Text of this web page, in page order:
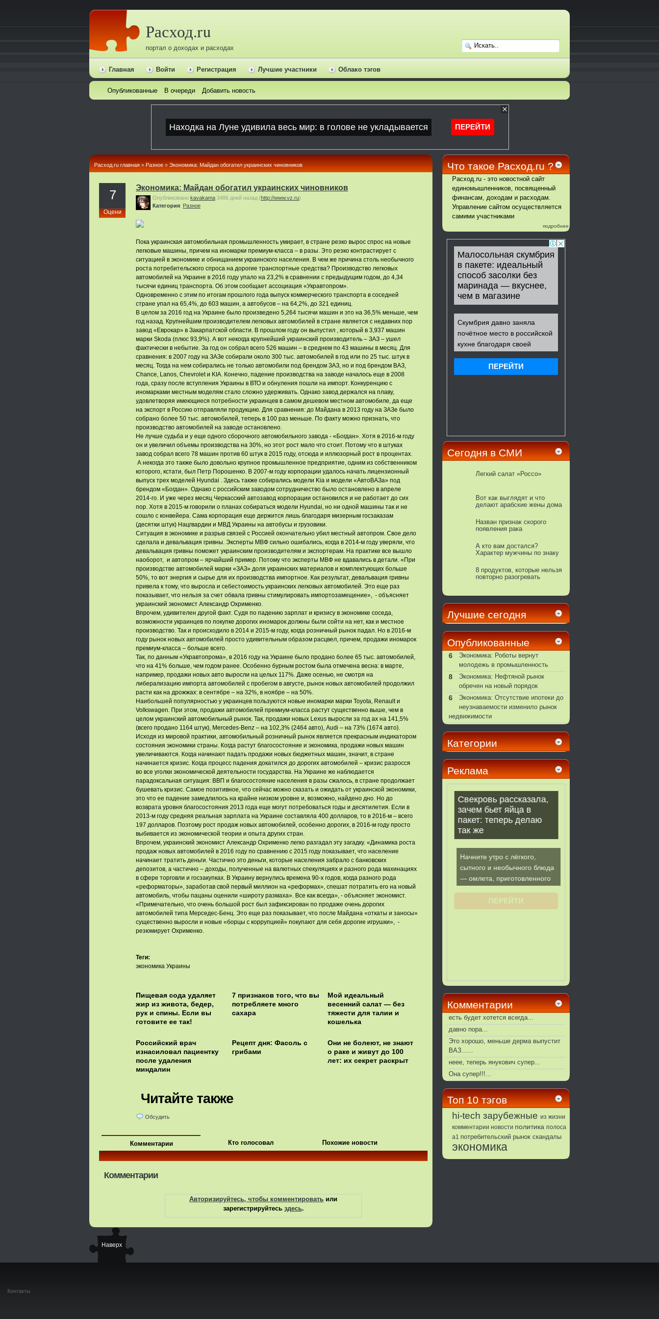
Расход.ru
портал о доходах и расходах
Главная Войти Регистрация Лучшие участники Облако тэгов
Опубликованные В очереди Добавить новость
Расход.ru главная » Pазное » Экономика: Майдан обогатил украинских чиновников
7
Оцени
Экономика: Майдан обогатил украинских чиновников
Опубликовано kavakama 3486 дней назад (http://www.vz.ru)
Категория: Pазное
Пока украинская автомобильная промышленность умирает, в стране резко вырос спрос на новые
легковые машины, причем на иномарки премиум-класса – в разы. Это резко контрастирует с
ситуацией в экономике и обнищанием украинского населения. В чем же причина столь необычного
роста потребительского спроса на дорогие транспортные средства? Производство легковых
автомобилей на Украине в 2016 году упало на 23,2% в сравнении с предыдущим годом, до 4,34
тысячи единиц транспорта. Об этом сообщает ассоциация «Укравтопром».
Одновременно с этим по итогам прошлого года выпуск коммерческого транспорта в соседней
стране упал на 65,4%, до 603 машин, а автобусов – на 64,2%, до 321 единиц.
В целом за 2016 год на Украине было произведено 5,264 тысячи машин и это на 36,5% меньше, чем
год назад. Крупнейшим производителем легковых автомобилей в стране является с недавних пор
завод «Еврокар» в Закарпатской области. В прошлом году он выпустил , который в 3,937 машин
марки Skoda (плюс 93,9%). А вот некогда крупнейший украинский производитель – ЗАЗ – ушел
фактически в небытие. За год он собрал всего 526 машин – в среднем по 43 машины в месяц. Для
сравнения: в 2007 году на ЗАЗе собирали около 300 тыс. автомобилей в год или по 25 тыс. штук в
месяц. Тогда на нем собирались не только автомобили под брендом ЗАЗ, но и под брендом ВАЗ,
Chance, Lanos, Chevrolet и KIA. Конечно, падение производства на заводе началось еще в 2008
года, сразу после вступления Украины в ВТО и обнуления пошли на импорт. Конкуренцию с
иномарками местным моделям стало сложно удерживать. Однако завод держался на плаву,
удовлетворяя имеющиеся потребности украинцев в самом дешевом местном автомобиле, да еще
на экспорт в Россию отправляли продукцию. Для сравнения: до Майдана в 2013 году на ЗАЗе было
собрано более 50 тыс. автомобилей, теперь в 100 раз меньше. По факту можно признать, что
производство автомобилей на заводе остановлено.
Не лучше судьба и у еще одного сборочного автомобильного завода - «Богдан». Хотя в 2016-м году
он и увеличил объемы производства на 30%, но этот рост мало что стоит. Потому что в штуках
завод собрал всего 78 машин против 60 штук в 2015 году, отсюда и иллюзорный рост в процентах.
А некогда это также было довольно крупное промышленное предприятие, одним из собственником
которого, кстати, был Петр Порошенко. В 2007-м году корпорации удалось начать лицензионный
выпуск трех моделей Hyundai . Здесь также собирались модели Kia и модели «АвтоВАЗа» под
брендом «Богдан». Однако с российским заводом сотрудничество было остановлено в апреле
2014-го. И уже через месяц Черкасский автозавод корпорации остановился и не работает до сих
пор. Хотя в 2015-м говорили о планах собираться модели Hyundai, но ни одной машины так и не
сошло с конвейера. Сама корпорация еще держится лишь благодаря мизерным госзаказам
(десятки штук) Нацгвардии и МВД Украины на автобусы и грузовики.
Ситуация в экономике и разрыв связей с Россией окончательно убил местный автопром. Свое дело
сделала и девальвация гривны. Эксперты МВФ сильно ошибались, когда в 2014-м году уверяли, что
девальвация гривны поможет украинским производителям и экспортерам. На практике все вышло
наоборот, и автопром – ярчайший пример. Потому что эксперты МВФ не вдавались в детали. «При
производстве автомобилей марки «ЗАЗ» доля украинских материалов и комплектующих больше
50%, то вот энергия и сырье для их производства импортное. Как результат, девальвация гривны
привела к тому, что выросла и себестоимость украинских легковых автомобилей. Это еще раз
показывает, что нельзя за счет обвала гривны стимулировать импортозамещение», - объясняет
украинский экономист Александр Охрименко.
Впрочем, удивителен другой факт. Судя по падению зарплат и кризису в экономике соседа,
возможности украинцев по покупке дорогих иномарок должны были сойти на нет, как и местное
производство. Так и происходило в 2014 и 2015-м году, когда розничный рынок падал. Но в 2016-м
году рынок новых автомобилей просто удивительным образом расцвел, причем, продажи иномарок
премиум-класса – больше всего.
Так, по данным «Укравтопрома», в 2016 году на Украине было продано более 65 тыс. автомобилей,
что на 41% больше, чем годом ранее. Особенно бурным ростом была отмечена весна: в марте,
например, продажи новых авто выросли на целых 117%. Даже осенью, не смотря на
либерализацию импорта автомобилей с пробегом в августе, рынок новых автомобилей продолжил
расти как на дрожжах: в сентябре – на 32%, в ноябре – на 50%.
Наибольшей популярностью у украинцев пользуются новые иномарки марки Toyota, Renault и
Volkswagen. При этом, продажи автомобилей премиум-класса растут существенно выше, чем в
целом украинский автомобильный рынок. Так, продажи новых Lexus выросли за год ах на 141,5%
(всего продано 1164 штук), Mercedes-Benz – на 102,3% (2464 авто), Audi – на 73% (1674 авто).
Исходя из мировой практики, автомобильный розничный рынок является прекрасным индикатором
состояния экономики страны. Когда растут благосостояние и экономика, продажи новых машин
увеличиваются. Когда начинают падать продажи новых бюджетных машин, значит, в стране
начинается кризис. Когда процесс падения докатился до дорогих автомобилей – кризис разросся
во все уголки экономической деятельности государства. На Украине же наблюдается
парадоксальная ситуация: ВВП и благосостояние населения в разы сжалось, в стране продолжает
бушевать кризис. Самое позитивное, что сейчас можно сказать и ожидать от украинской экономики,
это что ее падение замедлилось на крайне низком уровне и, возможно, найдено дно. Но до
возврата уровня благосостояния 2013 года еще могут потребоваться годы и десятилетия. Если в
2013-м году средняя реальная зарплата на Украине составляла 400 долларов, то в 2016-м – всего
197 долларов. Поэтому рост продаж новых автомобилей, особенно дорогих, в 2016-м году просто
выбивается из экономической теории и опыта других стран.
Впрочем, украинский экономист Александр Охрименко легко разгадал эту загадку. «Динамика роста
продаж новых автомобилей в 2016 году по сравнению с 2015 году показывает, что население
начинает тратить деньги. Частично это деньги, которые населения забрало с банковских
депозитов, а частично – доходы, полученные на валютных спекуляциях и разного рода махинациях
в сфере торговли и госзакупках. В Украину вернулись времена 90-х годов, когда разного рода
«реформаторы», заработав свой первый миллион на «реформах», спешат потратить его на новый
автомобиль, чтобы пацаны оценили «широту размаха». Все как всегда», - объясняет экономист.
«Примечательно, что очень большой рост был зафиксирован по продаже очень дорогих
автомобилей типа Мерседес-Бенц. Это еще раз показывает, что после Майдана «откаты и заносы»
существенно выросли и новые «борцы с коррупцией» покупают для себя дорогие игрушки», -
резюмирует Охрименко.
Теги:
экономика Украины
Пищевая сода удаляет
жир из живота, бедер,
рук и спины. Если вы
готовите ее так!
7 признаков того, что вы
потребляете много
сахара
Мой идеальный
весенний салат — без
тяжести для талии и
кошелька
Российский врач
изнасиловал пациентку
после удаления
миндалин
Рецепт дня: Фасоль с
грибами
Они не болеют, не знают
о раке и живут до 100
лет: их секрет раскрыт
Читайте также
Обсудить
Комментарии Кто голосовал Похожие новости
Комментарии
Авторизируйтесь, чтобы комментировать или
зарегистрируйтесь здесь.
Что такое Расход.ru ?
Расход.ru - это новостной сайт
единомышленников, посвященный
финансам, доходам и расходам.
Управление сайтом осуществляется
самими участниками
подробнее
Сегодня в СМИ
Легкий салат «Россо»
Вот как выглядят и что
делают арабские жены дома
Назван признак скорого
появления рака
А кто вам достался?
Характер мужчины по знаку
8 продуктов, которые нельзя
повторно разогревать
Лучшие сегодня
Опубликованные
6
Экономика: Роботы вернут
молодежь в промышленность
8
Экономика: Нефтяной рынок
обречен на новый порядок
6
Экономика: Отсутствие ипотеки до
неузнаваемости изменило рынок
недвижимости
Категории
Реклама
Комментарии
есть будет хотется всегда...
давно пора...
Это хорошо, меньше дерма выпустит
ВАЗ......
неее, теперь янукович супер...
Она супер!!!...
Топ 10 тэгов
hi-tech зарубежные из жизни
комментарии новости политика полоса
а1 потребительский рынок скандалы
экономика
Наверх
Контакты